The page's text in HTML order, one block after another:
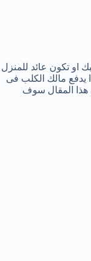
تكون عائد للمنزل
مالك الكلب فى
هذا المقال سوف